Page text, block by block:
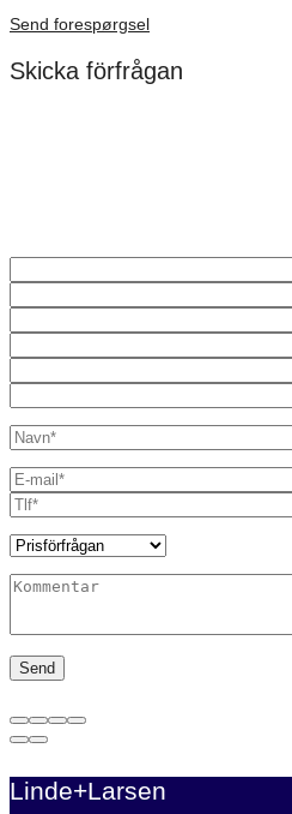
Send forespørgsel
Skicka förfrågan
Linde+Larsen